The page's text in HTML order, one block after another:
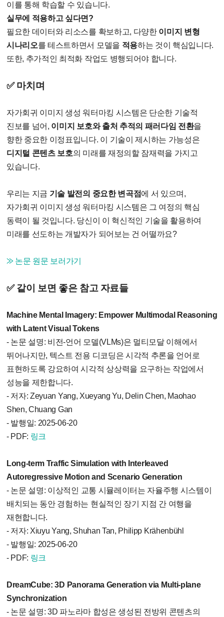
이를 통해 학습할 수 있습니다.
실무에 적용하고 싶다면?
필요한 데이터와 리소스를 확보하고, 다양한 이미지 변형
시나리오를 테스트하면서 모델을 적용하는 것이 핵심입니다.
또한, 추가적인 최적화 작업도 병행되어야 합니다.
✅ 마치며
자가회귀 이미지 생성 워터마킹 시스템은 단순한 기술적
진보를 넘어, 이미지 보호와 출처 추적의 패러다임 전환을
향한 중요한 이정표입니다. 이 기술이 제시하는 가능성은
디지털 콘텐츠 보호의 미래를 재정의할 잠재력을 가지고
있습니다.
우리는 지금 기술 발전의 중요한 변곡점에 서 있으며,
자가회귀 이미지 생성 워터마킹 시스템은 그 여정의 핵심
동력이 될 것입니다. 당신이 이 혁신적인 기술을 활용하여
미래를 선도하는 개발자가 되어보는 건 어떨까요?
⨠ 논문 원문 보러가기
✅ 같이 보면 좋은 참고 자료들
Machine Mental Imagery: Empower Multimodal Reasoning
with Latent Visual Tokens
- 논문 설명: 비전-언어 모델(VLMs)은 멀티모달 이해에서
뛰어나지만, 텍스트 전용 디코딩은 시각적 추론을 언어로
표현하도록 강요하여 시각적 상상력을 요구하는 작업에서
성능을 제한합니다.
- 저자: Zeyuan Yang, Xueyang Yu, Delin Chen, Maohao
Shen, Chuang Gan
- 발행일: 2025-06-20
- PDF: 링크
Long-term Traffic Simulation with Interleaved
Autoregressive Motion and Scenario Generation
- 논문 설명: 이상적인 교통 시뮬레이터는 자율주행 시스템이
배치되는 동안 경험하는 현실적인 장기 지점 간 여행을
재현합니다.
- 저자: Xiuyu Yang, Shuhan Tan, Philipp Krähenbühl
- 발행일: 2025-06-20
- PDF: 링크
DreamCube: 3D Panorama Generation via Multi-plane
Synchronization
- 논문 설명: 3D 파노라마 합성은 생성된 전방위 콘텐츠의